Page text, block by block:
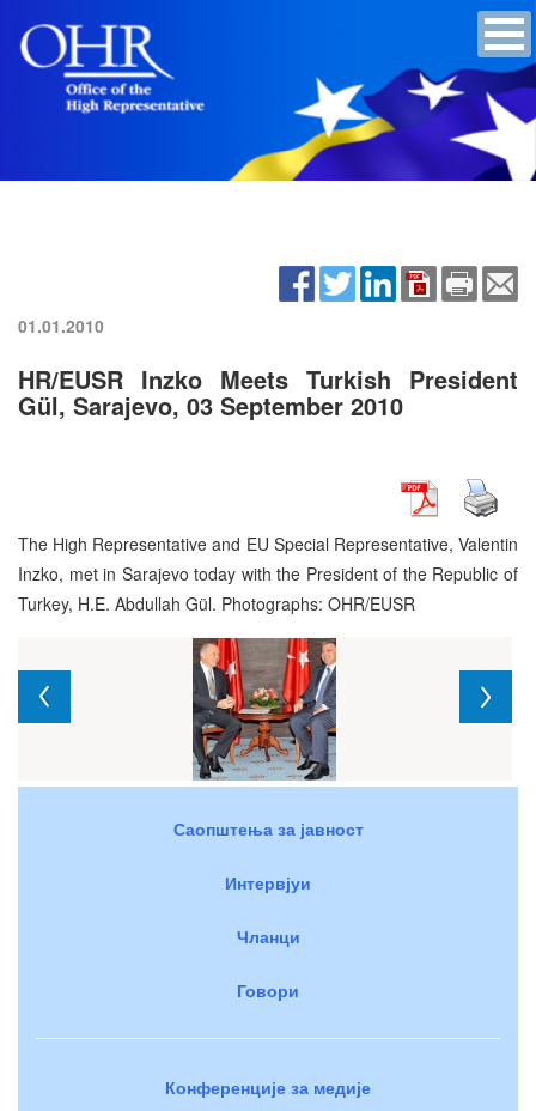
01.01.2010
HR/EUSR Inzko Meets Turkish President
Gül, Sarajevo, 03 September 2010
The High Representative and EU Special Representative, Valentin
Inzko, met in Sarajevo today with the President of the Republic of
Turkey, H.E. Abdullah Gül. Photographs: OHR/EUSR
Саопштења за јавност
Интервјуи
Чланци
Говори
Конференције за медије